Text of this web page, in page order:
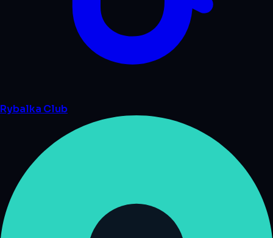
Rybalka Club